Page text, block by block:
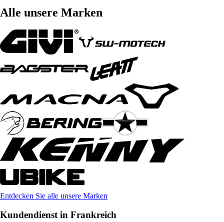
Alle unsere Marken
Entdecken Sie alle unsere Marken
Kundendienst in Frankreich